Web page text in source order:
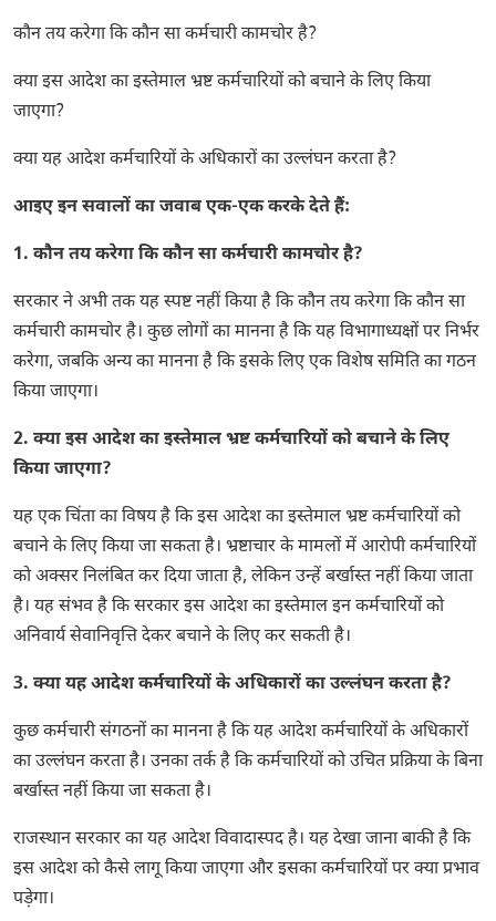
कौन तय करेगा कि कौन सा कर्मचारी कामचोर है?
क्या इस आदेश का इस्तेमाल भ्रष्ट कर्मचारियों को बचाने के लिए किया
जाएगा?
क्या यह आदेश कर्मचारियों के अधिकारों का उल्लंघन करता है?
आइए इन सवालों का जवाब एक-एक करके देते हैं:
1. कौन तय करेगा कि कौन सा कर्मचारी कामचोर है?
सरकार ने अभी तक यह स्पष्ट नहीं किया है कि कौन तय करेगा कि कौन सा
कर्मचारी कामचोर है। कुछ लोगों का मानना ​​है कि यह विभागाध्यक्षों पर निर्भर
करेगा, जबकि अन्य का मानना ​​है कि इसके लिए एक विशेष समिति का गठन
किया जाएगा।
2. क्या इस आदेश का इस्तेमाल भ्रष्ट कर्मचारियों को बचाने के लिए
किया जाएगा?
यह एक चिंता का विषय है कि इस आदेश का इस्तेमाल भ्रष्ट कर्मचारियों को
बचाने के लिए किया जा सकता है। भ्रष्टाचार के मामलों में आरोपी कर्मचारियों
को अक्सर निलंबित कर दिया जाता है, लेकिन उन्हें बर्खास्त नहीं किया जाता
है। यह संभव है कि सरकार इस आदेश का इस्तेमाल इन कर्मचारियों को
अनिवार्य सेवानिवृत्ति देकर बचाने के लिए कर सकती है।
3. क्या यह आदेश कर्मचारियों के अधिकारों का उल्लंघन करता है?
कुछ कर्मचारी संगठनों का मानना ​​है कि यह आदेश कर्मचारियों के अधिकारों
का उल्लंघन करता है। उनका तर्क है कि कर्मचारियों को उचित प्रक्रिया के बिना
बर्खास्त नहीं किया जा सकता है।
राजस्थान सरकार का यह आदेश विवादास्पद है। यह देखा जाना बाकी है कि
इस आदेश को कैसे लागू किया जाएगा और इसका कर्मचारियों पर क्या प्रभाव
पड़ेगा।